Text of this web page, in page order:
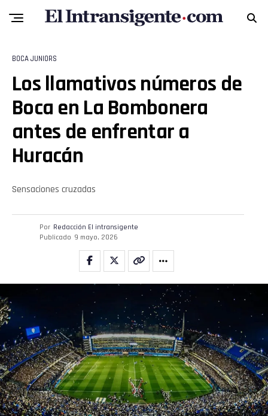
BOCA JUNIORS
Los llamativos números de
Boca en La Bombonera
antes de enfrentar a
Huracán
Sensaciones cruzadas
Por Redacción El intransigente
Publicado 9 mayo, 2026